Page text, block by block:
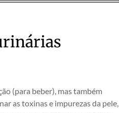
(para beber), mas também
as toxinas e impurezas da pele,